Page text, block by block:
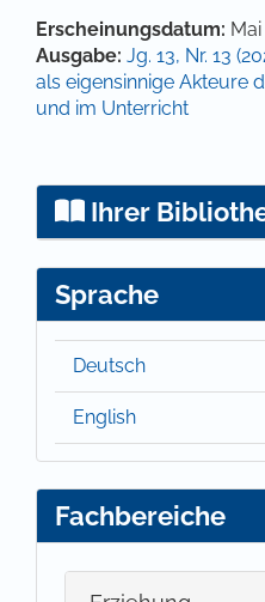
Artikel-Details
Erscheinungsdatum:
Ausgabe: Jg. 13, Nr. 13
als eigensinnige Akteure
und im Unterricht
Ihrer
Sprache
Deutsch
English
Fachbereiche